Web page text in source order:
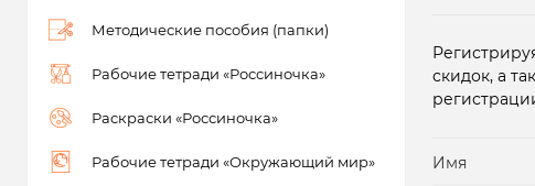
Методические пособия (папки)
Рабочие тетради «Россиночка»
Раскраски «Россиночка»
Рабочие тетради «Окружающий мир»
скидок, а
Имя